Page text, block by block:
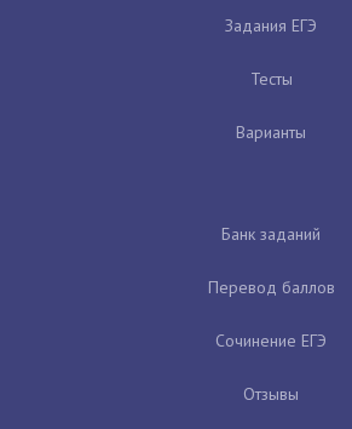
Задания ЕГЭ
Тесты
Варианты
Банк заданий
Перевод баллов
Сочинение ЕГЭ
Отзывы